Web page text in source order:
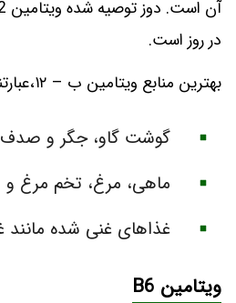
در روز است.
بهترین منابع ویتامین ب – ۱۲،عبارتند از:
گوشت گاو، جگر و صدف
ماهی، مرغ، تخم مرغ و
غذاهای غنی شده مانند
ویتامین B6